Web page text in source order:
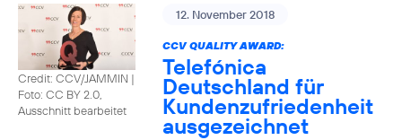
Credit: CCV/JAMMIN |
Foto: CC BY 2.0,
Ausschnitt bearbeitet
12. November 2018
CCV QUALITY AWARD:
Telefónica
Deutschland für
Kundenzufriedenheit
ausgezeichnet